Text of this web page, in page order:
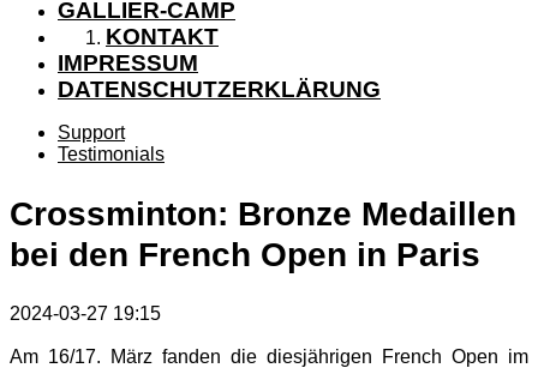
GALLIER-CAMP
KONTAKT
IMPRESSUM
DATENSCHUTZERKLÄRUNG
Support
Testimonials
Crossminton: Bronze Medaillen
bei den French Open in Paris
2024-03-27 19:15
Am 16/17. März fanden die diesjährigen French Open im